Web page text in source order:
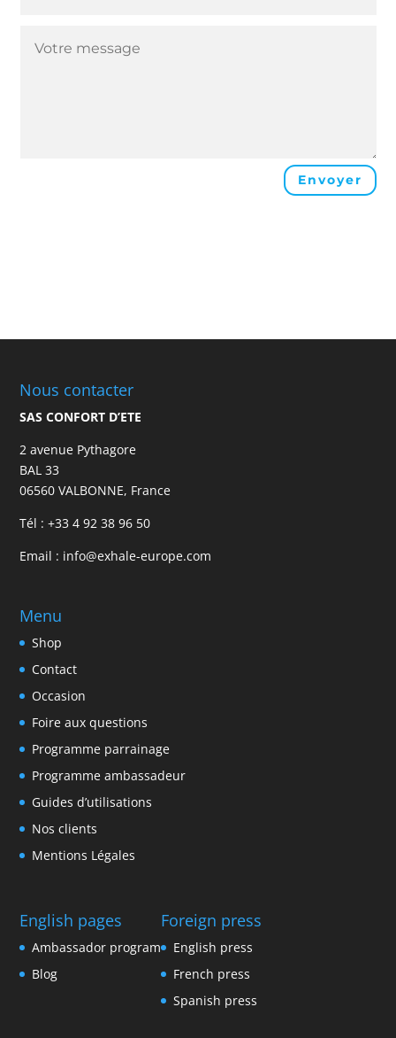
Envoyer
Nous contacter
SAS CONFORT D’ETE
2 avenue Pythagore
BAL 33
06560 VALBONNE, France
Tél :+33 4 92 38 96 50
Email : info@exhale-europe.com
Menu
Shop
Contact
Occasion
Foire aux questions
Programme parrainage
Programme ambassadeur
Guides d’utilisations
Nos clients
Mentions Légales
English pages
Ambassador program
Blog
Foreign press
English press
French press
Spanish press